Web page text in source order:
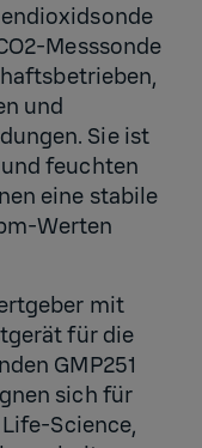
Messsonde
und
Sie ist
feuchten
eine stabile
Werten
mit
für die
GMP251
sich für
Science,